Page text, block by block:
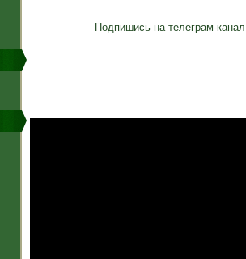
Подпишись на телеграм-